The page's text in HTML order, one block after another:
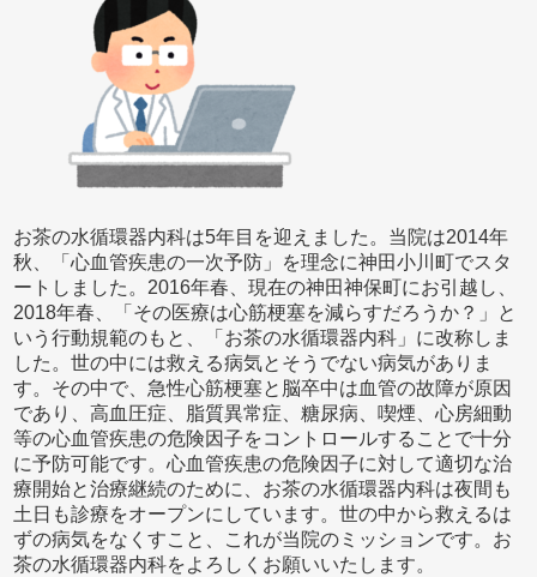
お茶の水循環器内科は5年目を迎えました。当院は2014年
秋、「心血管疾患の一次予防」を理念に神田小川町でスタ
ートしました。2016年春、現在の神田神保町にお引越し、
2018年春、「その医療は心筋梗塞を減らすだろうか？」と
いう行動規範のもと、「お茶の水循環器内科」に改称しま
した。世の中には救える病気とそうでない病気がありま
す。その中で、急性心筋梗塞と脳卒中は血管の故障が原因
であり、高血圧症、脂質異常症、糖尿病、喫煙、心房細動
等の心血管疾患の危険因子をコントロールすることで十分
に予防可能です。心血管疾患の危険因子に対して適切な治
療開始と治療継続のために、お茶の水循環器内科は夜間も
土日も診療をオープンにしています。世の中から救えるは
ずの病気をなくすこと、これが当院のミッションです。お
茶の水循環器内科をよろしくお願いいたします。